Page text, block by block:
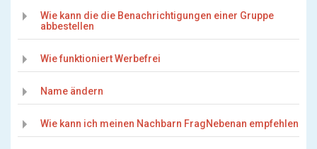
Wie kann die die Benachrichtigungen einer Gruppe
abbestellen
Wie funktioniert Werbefrei
Name ändern
Wie kann ich meinen Nachbarn FragNebenan empfehlen